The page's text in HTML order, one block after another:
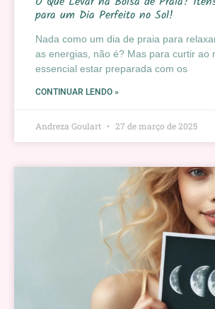
para um Dia Perfeito no Sol!
Nada como um dia de praia para
as energias, não é? Mas para curtir ao
essencial estar preparada com os
CONTINUAR LENDO »
Andreza Goulart 27 de março de 2025